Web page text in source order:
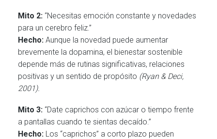
Mito 2: “Necesitas emoción constante y novedades
para un cerebro feliz.”
Hecho: Aunque la novedad puede aumentar
brevemente la dopamina, el bienestar sostenible
depende más de rutinas significativas, relaciones
positivas y un sentido de propósito (Ryan & Deci,
2001).
Mito 3: “Date caprichos con azúcar o tiempo frente
a pantallas cuando te sientas decaído.”
Hecho: Los “caprichos” a corto plazo pueden